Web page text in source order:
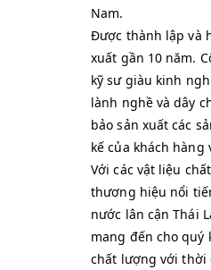
Nam.
Được thành lập và
xuất gần 10 năm.
kỹ sư giàu kinh
lành nghề và dây
bảo sản xuất các
kế của khách
Với các vật liệu
thương hiệu nổi
nước lân cận Thái
mang đến cho quý
chất lượng với thời